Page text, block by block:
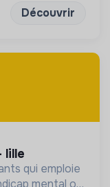
Découvrir
lille
qui emploie